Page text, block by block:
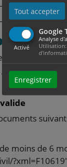
Tout accepter
Google
Activé
Analyse
Enregistrer
<span
selon
moins de 6